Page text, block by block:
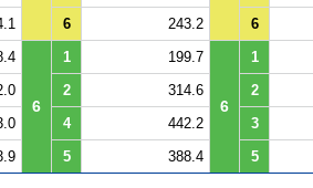
6 243.2 6
6
1 199.7
6
1
2 314.6 2
4 442.2 3
5 388.4 5